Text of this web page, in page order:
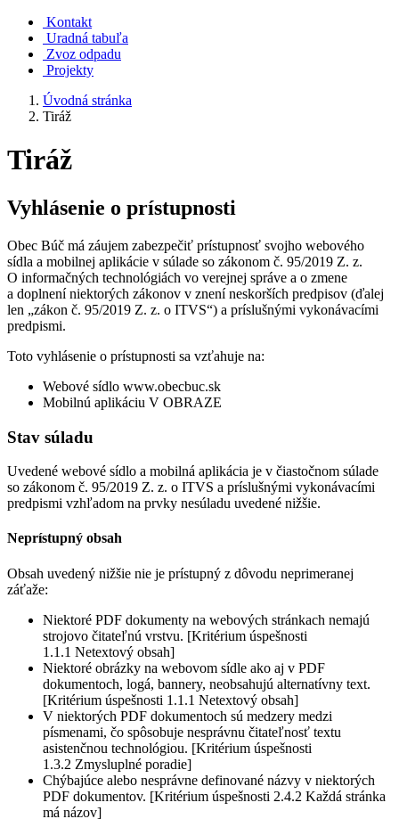
Kontakt
Uradná tabuľa
Zvoz odpadu
Projekty
Úvodná stránka
Tiráž
Tiráž
Vyhlásenie o prístupnosti
Obec Búč má záujem zabezpečiť prístupnosť svojho webového
sídla a mobilnej aplikácie v súlade so zákonom č. 95/2019 Z. z.
O informačných technológiách vo verejnej správe a o zmene
a doplnení niektorých zákonov v znení neskorších predpisov (ďalej
len „zákon č. 95/2019 Z. z. o ITVS“) a príslušnými vykonávacími
predpismi.
Toto vyhlásenie o prístupnosti sa vzťahuje na:
Webové sídlo www.obecbuc.sk
Mobilnú aplikáciu V OBRAZE
Stav súladu
Uvedené webové sídlo a mobilná aplikácia je v čiastočnom súlade
so zákonom č. 95/2019 Z. z. o ITVS a príslušnými vykonávacími
predpismi vzhľadom na prvky nesúladu uvedené nižšie.
Neprístupný obsah
Obsah uvedený nižšie nie je prístupný z dôvodu neprimeranej
záťaže:
Niektoré PDF dokumenty na webových stránkach nemajú
strojovo čitateľnú vrstvu. [Kritérium úspešnosti
1.1.1 Netextový obsah]
Niektoré obrázky na webovom sídle ako aj v PDF
dokumentoch, logá, bannery, neobsahujú alternatívny text.
[Kritérium úspešnosti 1.1.1 Netextový obsah]
V niektorých PDF dokumentoch sú medzery medzi
písmenami, čo spôsobuje nesprávnu čitateľnosť textu
asistenčnou technológiou. [Kritérium úspešnosti
1.3.2 Zmysluplné poradie]
Chýbajúce alebo nesprávne definované názvy v niektorých
PDF dokumentov. [Kritérium úspešnosti 2.4.2 Každá stránka
má názov]